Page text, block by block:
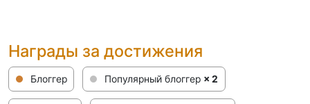
Награды за достижения
Блоггер Популярный блоггер × 2